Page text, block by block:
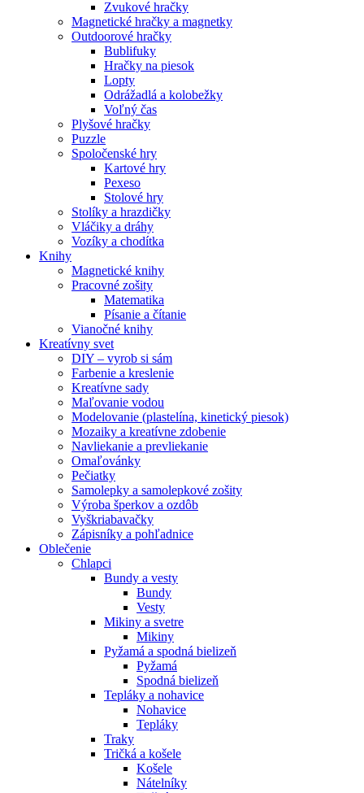
Zvukové hračky
Magnetické hračky a magnetky
Outdoorové hračky
Bublifuky
Hračky na piesok
Lopty
Odrážadlá a kolobežky
Voľný čas
Plyšové hračky
Puzzle
Spoločenské hry
Kartové hry
Pexeso
Stolové hry
Stolíky a hrazdičky
Vláčiky a dráhy
Vozíky a chodítka
Knihy
Magnetické knihy
Pracovné zošity
Matematika
Písanie a čítanie
Vianočné knihy
Kreatívny svet
DIY – vyrob si sám
Farbenie a kreslenie
Kreatívne sady
Maľovanie vodou
Modelovanie (plastelína, kinetický piesok)
Mozaiky a kreatívne zdobenie
Navliekanie a prevliekanie
Omaľovánky
Pečiatky
Samolepky a samolepkové zošity
Výroba šperkov a ozdôb
Vyškriabavačky
Zápisníky a pohľadnice
Oblečenie
Chlapci
Bundy a vesty
Bundy
Vesty
Mikiny a svetre
Mikiny
Pyžamá a spodná bielizeň
Pyžamá
Spodná bielizeň
Tepláky a nohavice
Nohavice
Tepláky
Traky
Tričká a košele
Košele
Nátelníky